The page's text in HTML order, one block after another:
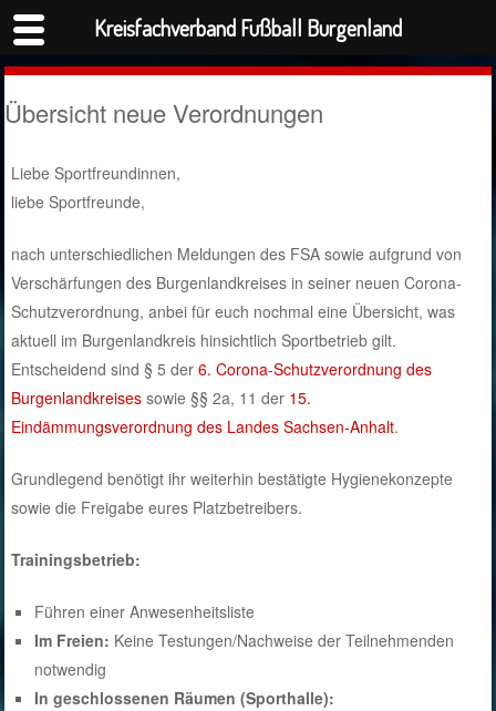
Übersicht neue Verordnungen
Liebe Sportfreundinnen,
liebe Sportfreunde,
nach unterschiedlichen Meldungen des FSA sowie aufgrund von
Verschärfungen des Burgenlandkreises in seiner neuen Corona-
Schutzverordnung, anbei für euch nochmal eine Übersicht, was
aktuell im Burgenlandkreis hinsichtlich Sportbetrieb gilt.
Entscheidend sind § 5 der6. Corona-Schutzverordnung des
Burgenlandkreisessowie §§ 2a, 11 der 15.
Eindämmungsverordnung des Landes Sachsen-Anhalt.
Grundlegend benötigt ihr weiterhin bestätigte Hygienekonzepte
sowie die Freigabe eures Platzbetreibers.
Trainingsbetrieb:
Führen einer Anwesenheitsliste
Im Freien: Keine Testungen/Nachweise der Teilnehmenden
notwendig
In geschlossenen Räumen (Sporthalle):
Kreisfachverband Fußball Burgenland